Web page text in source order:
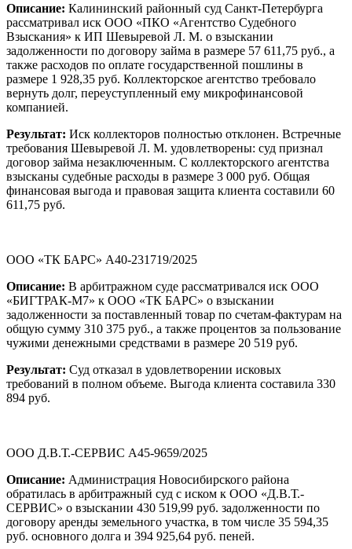
Описание: Калининский районный суд Санкт-Петербурга
рассматривал иск ООО «ПКО «Агентство Судебного
Взыскания» к ИП Шевыревой Л. М. о взыскании
задолженности по договору займа в размере 57 611,75 руб., а
также расходов по оплате государственной пошлины в
размере 1 928,35 руб. Коллекторское агентство требовало
вернуть долг, переуступленный ему микрофинансовой
компанией.
Результат: Иск коллекторов полностью отклонен. Встречные
требования Шевыревой Л. М. удовлетворены: суд признал
договор займа незаключенным. С коллекторского агентства
взысканы судебные расходы в размере 3 000 руб. Общая
финансовая выгода и правовая защита клиента составили 60
611,75 руб.
ООО «ТК БАРС» А40-231719/2025
Описание: В арбитражном суде рассматривался иск ООО
«БИГТРАК-М7» к ООО «ТК БАРС» о взыскании
задолженности за поставленный товар по счетам-фактурам на
общую сумму 310 375 руб., а также процентов за пользование
чужими денежными средствами в размере 20 519 руб.
Результат: Суд отказал в удовлетворении исковых
требований в полном объеме. Выгода клиента составила 330
894 руб.
ООО Д.В.Т.-СЕРВИС А45-9659/2025
Описание: Администрация Новосибирского района
обратилась в арбитражный суд с иском к ООО «Д.В.Т.-
СЕРВИС» о взыскании 430 519,99 руб. задолженности по
договору аренды земельного участка, в том числе 35 594,35
руб. основного долга и 394 925,64 руб. пеней.